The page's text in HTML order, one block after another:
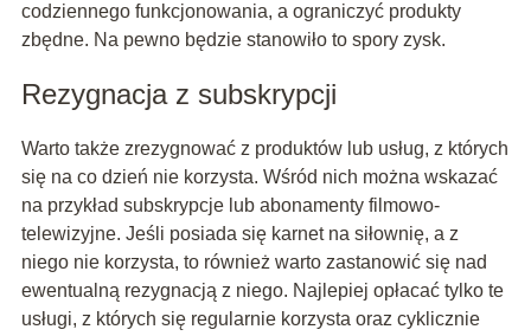
codziennego funkcjonowania, a ograniczyć produkty
zbędne. Na pewno będzie stanowiło to spory zysk.
Rezygnacja z subskrypcji
Warto także zrezygnować z produktów lub usług, z których
się na co dzień nie korzysta. Wśród nich można wskazać
na przykład subskrypcje lub abonamenty filmowo-
telewizyjne. Jeśli posiada się karnet na siłownię, a z
niego nie korzysta, to również warto zastanowić się nad
ewentualną rezygnacją z niego. Najlepiej opłacać tylko te
usługi, z których się regularnie korzysta oraz cyklicznie